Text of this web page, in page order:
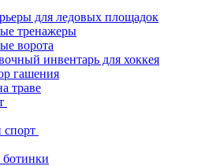
для ледовых площадок
тренажеры
ворота
инвентарь для хоккея
гашения
траве